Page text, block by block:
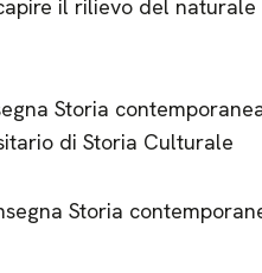
il rilievo del
Storia
di Storia Culturale
Storia